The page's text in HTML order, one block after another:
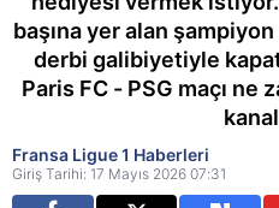
başına yer alan
derbi galibiyetiyle
Paris FC - PSG maçı ne
Fransa Ligue 1 Haberleri
Giriş Tarihi: 17 Mayıs 2026 07:31